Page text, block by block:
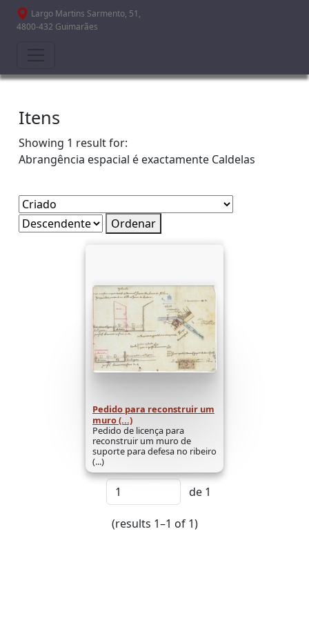
Passar para o conteúdo principal
Largo Martins Sarmento, 51,
4800-432 Guimarães
Itens
Showing 1 result for:
Abrangência espacial é exactamente Caldelas
Ordenar
Pedido para reconstruir um
muro (...)
Pedido de licença para
reconstruir um muro de
suporte para defesa no ribeiro
(...)
de 1
(results 1–1 of 1)